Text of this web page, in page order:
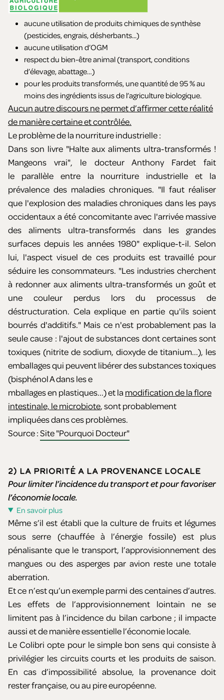
aucune utilisation de produits chimiques de synthèse
(pesticides, engrais, désherbants...)
aucune utilisation d’OGM
respect du bien-être animal (transport, conditions
d’élevage, abattage…)
pour les produits transformés, une quantité de 95 % au
moins des ingrédients issus de l’agriculture biologique.
Aucun autre discours ne permet d’affirmer cette réalité
de manière certaine et contrôlée.
Le problème de la nourriture industrielle :
Dans son livre "Halte aux aliments ultra-transformés !
Mangeons vrai", le docteur Anthony Fardet fait
le parallèle entre la nourriture industrielle et la
prévalence des maladies chroniques. "Il faut réaliser
que l'explosion des maladies chroniques dans les pays
occidentaux a été concomitante avec l'arrivée massive
des aliments ultra-transformés dans les grandes
surfaces depuis les années 1980" explique-t-il. Selon
lui, l'aspect visuel de ces produits est travaillé pour
séduire les consommateurs. "Les industries cherchent
à redonner aux aliments ultra-transformés un goût et
une couleur perdus lors du processus de
déstructuration. Cela explique en partie qu'ils soient
bourrés d'additifs." Mais ce n'est probablement pas la
seule cause : l'ajout de substances dont certaines sont
toxiques (nitrite de sodium, dioxyde de titanium...), les
emballages qui peuvent libérer des substances toxiques
(bisphénol A dans les e
mballages en plastiques...) et la modification de la flore
intestinale, le microbiote, sont probablement
impliquées dans ces problèmes.
Source :Site "Pourquoi Docteur"
2) LA PRIORITÉ A LA PROVENANCE LOCALE
Pour limiter l’incidence du transport et pour favoriser
l’économie locale.
En savoir plus
Même s’il est établi que la culture de fruits et légumes
sous serre (chauffée à l’énergie fossile) est plus
pénalisante que le transport, l’approvisionnement des
mangues ou des asperges par avion reste une totale
aberration.
Et ce n’est qu’un exemple parmi des centaines d’autres.
Les effets de l’approvisionnement lointain ne se
limitent pas à l’incidence du bilan carbone ; il impacte
aussi et de manière essentielle l’économie locale.
Le Colibri opte pour le simple bon sens qui consiste à
privilégier les circuits courts et les produits de saison.
En cas d’impossibilité absolue, la provenance doit
rester française, ou au pire européenne.